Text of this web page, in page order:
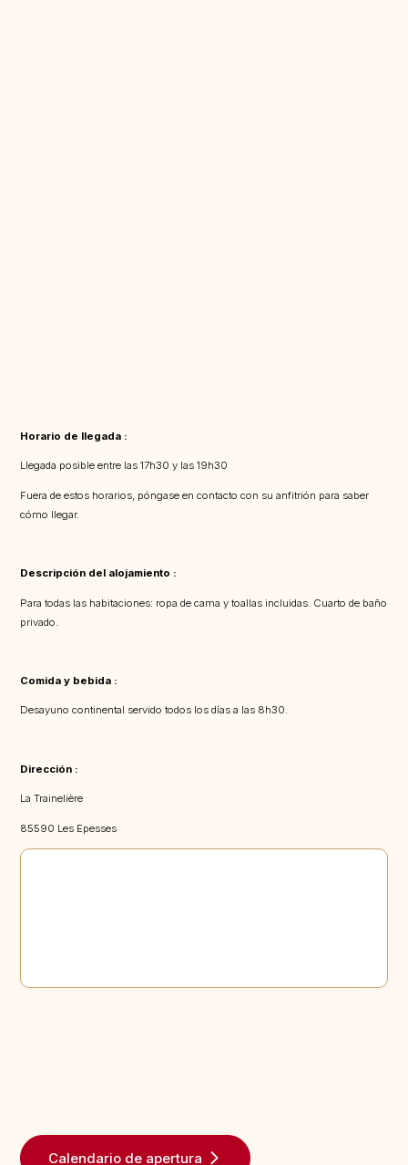
Horario de llegada :
Llegada posible entre las 17h30 y las 19h30
Fuera de estos horarios, póngase en contacto con su anfitrión para saber
cómo llegar.
Descripción del alojamiento :
Para todas las habitaciones: ropa de cama y toallas incluidas. Cuarto de baño
privado.
Comida y bebida :
Desayuno continental servido todos los días a las 8h30.
Dirección :
La Trainelière
85590 Les Epesses
Calendario de apertura